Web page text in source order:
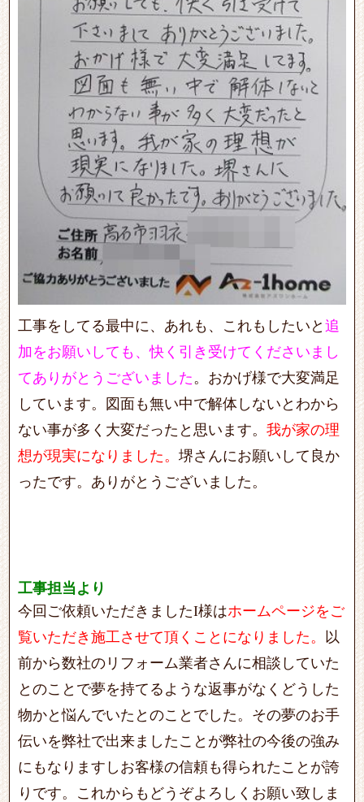
工事をしてる最中に、あれも、これもしたいと追
加をお願いしても、快く引き受けてくださいまし
てありがとうございました 。おかげ様で大変満足
しています。図面も無い中で解体しないとわから
ない事が多く大変だったと思います。我が家の理
想が現実になりました。堺さんにお願いして良か
ったです。ありがとうございました。
工事担当より
今回ご依頼いただきましたI様はホームページをご
覧いただき施工させて頂くことになりました。
以
前から数社のリフォーム業者さんに相談していた
とのことで夢を持てるような返事がなくどうした
物かと悩んでいたとのことでした。その夢のお手
伝いを弊社で出来ましたことが弊社の今後の強み
にもなりますしお客様の信頼も得られたことが誇
りです。これからもどうぞよろしくお願い致しま